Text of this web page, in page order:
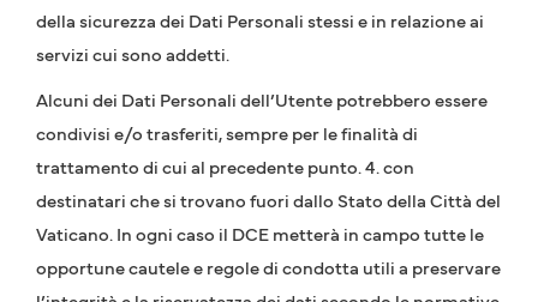
della sicurezza dei Dati Personali stessi e in relazione ai
servizi cui sono addetti.
Alcuni dei Dati Personali dell’Utente potrebbero essere
condivisi e/o trasferiti, sempre per le finalità di
trattamento di cui al precedente punto. 4. con
destinatari che si trovano fuori dallo Stato della Città del
Vaticano. In ogni caso il DCE metterà in campo tutte le
opportune cautele e regole di condotta utili a preservare